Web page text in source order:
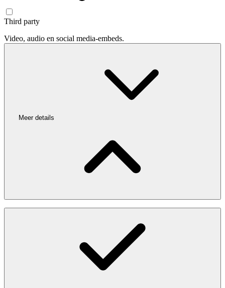
Third party
Video, audio en social media-embeds.
Meer details